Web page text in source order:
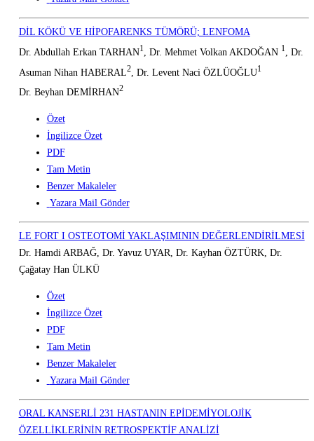
DİL KÖKÜ VE HİPOFARENKS TÜMÖRÜ; LENFOMA
Dr. Abdullah Erkan TARHAN1, Dr. Mehmet Volkan AKDOĞAN 1, Dr.
Asuman Nihan HABERAL2, Dr. Levent Naci ÖZLÜOĞLU1
Dr. Beyhan DEMİRHAN2
Özet
İngilizce Özet
PDF
Tam Metin
Benzer Makaleler
Yazara Mail Gönder
LE FORT I OSTEOTOMİ YAKLAŞIMININ DEĞERLENDİRİLMESİ
Dr. Hamdi ARBAĞ, Dr. Yavuz UYAR, Dr. Kayhan ÖZTÜRK, Dr.
Çağatay Han ÜLKÜ
Özet
İngilizce Özet
PDF
Tam Metin
Benzer Makaleler
Yazara Mail Gönder
ORAL KANSERLİ 231 HASTANIN EPİDEMİYOLOJİK
ÖZELLİKLERİNİN RETROSPEKTİF ANALİZİ